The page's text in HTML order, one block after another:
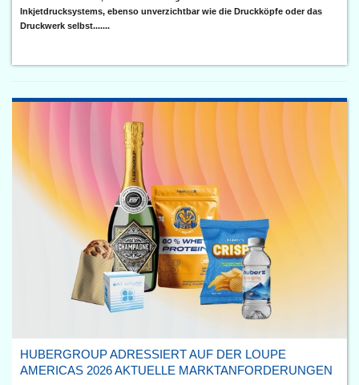
Inkjetdrucksystems, ebenso unverzichtbar wie die Druckköpfe oder das
Druckwerk selbst.......
HUBERGROUP ADRESSIERT AUF DER LOUPE
AMERICAS 2026 AKTUELLE MARKTANFORDERUNGEN